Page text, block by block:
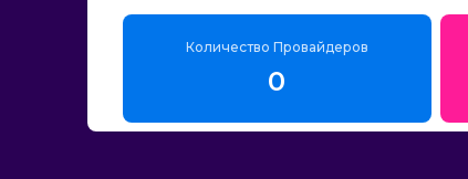
Количество Провайдеров
0